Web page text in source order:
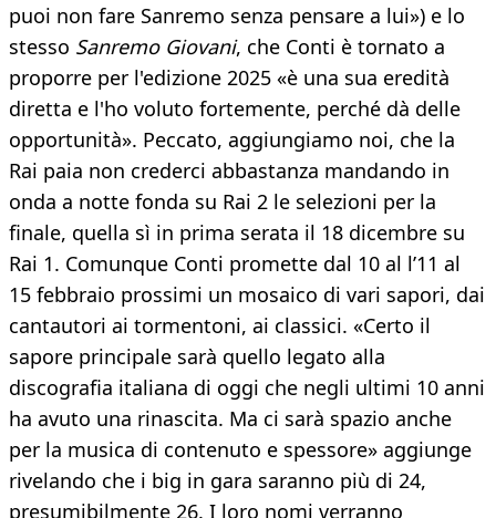
puoi non fare Sanremo senza pensare a lui») e lo
stesso Sanremo Giovani, che Conti è tornato a
proporre per l'edizione 2025 «è una sua eredità
diretta e l'ho voluto fortemente, perché dà delle
opportunità». Peccato, aggiungiamo noi, che la
Rai paia non crederci abbastanza mandando in
onda a notte fonda su Rai 2 le selezioni per la
finale, quella sì in prima serata il 18 dicembre su
Rai 1. Comunque Conti promette dal 10 al l’11 al
15 febbraio prossimi un mosaico di vari sapori, dai
cantautori ai tormentoni, ai classici. «Certo il
sapore principale sarà quello legato alla
discografia italiana di oggi che negli ultimi 10 anni
ha avuto una rinascita. Ma ci sarà spazio anche
per la musica di contenuto e spessore» aggiunge
rivelando che i big in gara saranno più di 24,
presumibilmente 26. I loro nomi verranno